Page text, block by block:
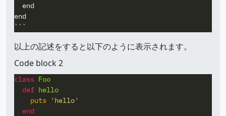
  end
end
以上の記述をすると以下のように表示されます。
Code block 2
class Foo
def hello
puts
'hello'
end